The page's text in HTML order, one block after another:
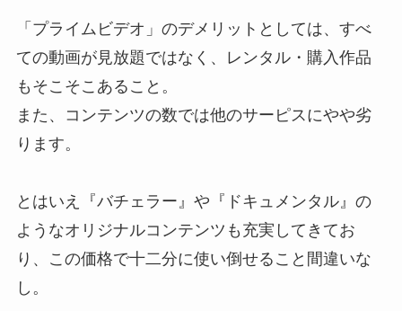
「プライムビデオ」のデメリットとしては、すべ
ての動画が見放題ではなく、レンタル・購入作品
もそこそこあること。
また、コンテンツの数では他のサーピスにやや劣
ります。
とはいえ『バチェラー』や『ドキュメンタル』の
ようなオリジナルコンテンツも充実してきてお
り、この価格で十二分に使い倒せること間違いな
し。